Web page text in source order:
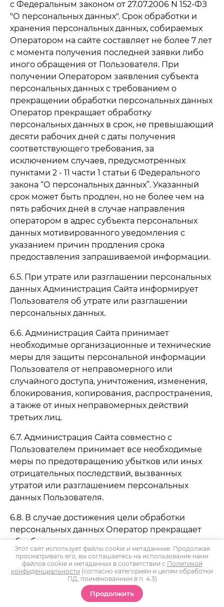
с Федеральным законом от 27.07.2006 N 152-ФЗ
"О персональных данных". Срок обработки и
хранения персональных данных, собираемых
Оператором на сайте составляет не более 7 лет
с момента получения последней заявки либо
иного обращения от Пользователя. При
получении Оператором заявления субъекта
персональных данных с требованием о
прекращении обработки персональных данных
Оператор прекращает обработку
персональных данных в срок, не превышающий
десяти рабочих дней с даты получения
соответствующего требования, за
исключением случаев, предусмотренных
пунктами 2 - 11 части 1 статьи 6 Федерального
закона “О персональных данных”. Указанный
срок может быть продлен, но не более чем на
пять рабочих дней в случае направления
оператором в адрес субъекта персональных
данных мотивированного уведомления с
указанием причин продления срока
предоставления запрашиваемой информации.
6.5. При утрате или разглашении персональных
данных Администрация Сайта информирует
Пользователя об утрате или разглашении
персональных данных.
6.6. Администрация Сайта принимает
необходимые организационные и технические
меры для защиты персональной информации
Пользователя от неправомерного или
случайного доступа, уничтожения, изменения,
блокирования, копирования, распространения,
а также от иных неправомерных действий
третьих лиц.
6.7. Администрация Сайта совместно с
Пользователем принимает все необходимые
меры по предотвращению убытков или иных
отрицательных последствий, вызванных
утратой или разглашением персональных
данных Пользователя.
6.8. В случае достижения цели обработки
персональных данных Оператор прекращает
обработку персональных данных или
обеспечивает ее прекращение (если обработка
персональных данных осуществляется другим
лицом, действующим по поручению
оператора), а также уничтожает персональные
данные или обеспечивает их уничтожение
Этот сайт использует файлы cookie и метаданные. Продолжая
просматривать его, вы соглашаетесь на использование нами
файлов cookie и метаданных в соответствии с Политикой
конфиденциальности (согласно категориям и целям обработки
ПД, поименованным в п. 4.3)
Продолжить